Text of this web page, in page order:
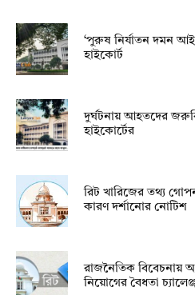
‘পুরুষ নির্যাতন দমন
হাইকোর্ট
দুর্ঘটনায় আহতদের জরুরি
হাইকোর্টের
রিট খারিজের তথ্য
কারণ দর্শানোর নোটিশ
রাজনৈতিক বিবেচনায়
নিয়োগের বৈধতা